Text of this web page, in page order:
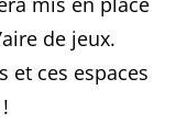
de jeux.
et ces espaces